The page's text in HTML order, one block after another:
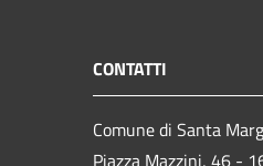
CONTATTI
Comune di Santa